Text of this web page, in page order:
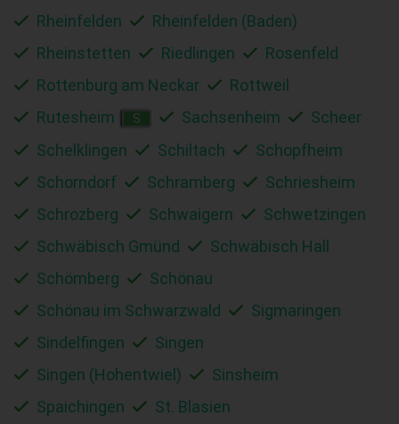
Rheinfelden
Rheinfelden (Baden)
Rheinstetten
Riedlingen
Rosenfeld
Rottenburg am Neckar
Rottweil
Rutesheim
S Sachsenheim
Scheer
Schelklingen
Schiltach
Schopfheim
Schorndorf
Schramberg
Schriesheim
Schrozberg
Schwaigern
Schwetzingen
Schwäbisch Gmünd
Schwäbisch Hall
Schömberg
Schönau
Schönau im Schwarzwald
Sigmaringen
Sindelfingen
Singen
Singen (Hohentwiel)
Sinsheim
Spaichingen
St. Blasien